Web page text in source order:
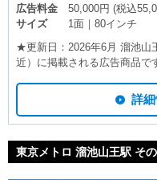
広告料金
50,000円 (税込
サイズ
1面｜80インチ
★更新日：2026年6月 溜池山王駅の改札内（溜池交差点方面改札付
近）に掲載される広告商品です。 壁面に設置されている横型の
を放映することが可能です
多彩な表現が可能で、駅周
ト告知にオススメです。 【媒体詳細】 ・放映秒数：15秒 ・販売方
法：ロール販売（1分間隔で
期間：1週間 ・放映時間：5
詳
東京メトロ 溜池山王駅 そ